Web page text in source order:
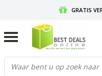
GRATIS
GRATIS